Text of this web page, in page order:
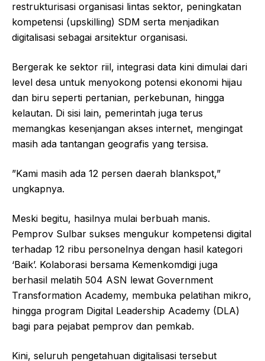
restrukturisasi organisasi lintas sektor, peningkatan
kompetensi (upskilling) SDM serta menjadikan
digitalisasi sebagai arsitektur organisasi.
Bergerak ke sektor riil, integrasi data kini dimulai dari
level desa untuk menyokong potensi ekonomi hijau
dan biru seperti pertanian, perkebunan, hingga
kelautan. Di sisi lain, pemerintah juga terus
memangkas kesenjangan akses internet, mengingat
masih ada tantangan geografis yang tersisa.
”Kami masih ada 12 persen daerah blankspot,”
ungkapnya.
Meski begitu, hasilnya mulai berbuah manis.
Pemprov Sulbar sukses mengukur kompetensi digital
terhadap 12 ribu personelnya dengan hasil kategori
‘Baik’. Kolaborasi bersama Kemenkomdigi juga
berhasil melatih 504 ASN lewat Government
Transformation Academy, membuka pelatihan mikro,
hingga program Digital Leadership Academy (DLA)
bagi para pejabat pemprov dan pemkab.
Kini, seluruh pengetahuan digitalisasi tersebut